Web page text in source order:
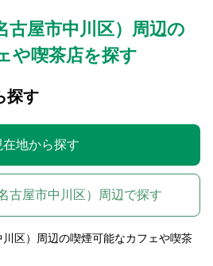
古屋市中川区）周辺の
や喫茶店を探す
探す
在地から探す
古屋市中川区）周辺で探す
区）周辺の喫煙可能なカフェや喫茶